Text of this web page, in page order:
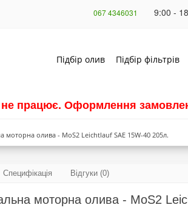
067 4346031 9:00 -
Підбір олив Підбір фільтрів
працює. Оформлення
моторна олива - MoS2 Leichtlauf SAE 15W-40 205л.
Специфікація Відгуки (0)
моторна олива - MoS2